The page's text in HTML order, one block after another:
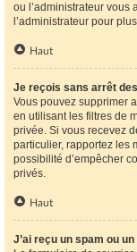
ou l’administrateur vous
l’administrateur pour
Haut
Je reçois sans arrêt
Vous pouvez supprimer
en utilisant les filtres de
privée. Si vous recevez
particulier, rapportez les
possibilité d’empêcher
privés.
Haut
J’ai reçu un spam ou